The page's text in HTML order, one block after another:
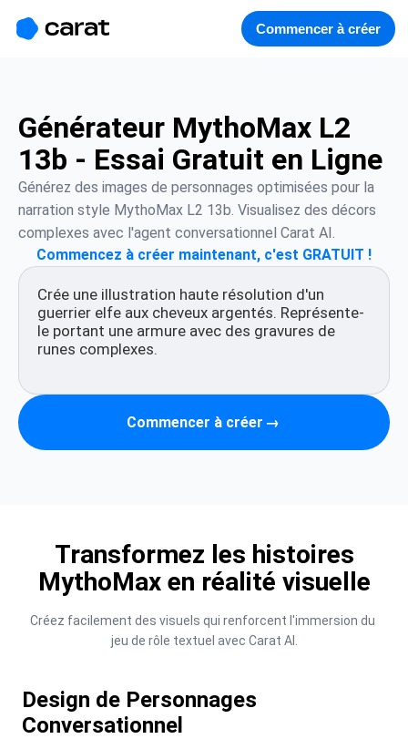
소개
Commencer à créer
Générateur MythoMax L2
13b - Essai Gratuit en Ligne
Générez des images de personnages optimisées pour la
narration style MythoMax L2 13b. Visualisez des décors
complexes avec l'agent conversationnel Carat AI.
Commencez à créer maintenant, c'est GRATUIT !
Commencer à créer →
Transformez les histoires
MythoMax en réalité visuelle
Créez facilement des visuels qui renforcent l'immersion du
jeu de rôle textuel avec Carat AI.
Design de Personnages
Conversationnel